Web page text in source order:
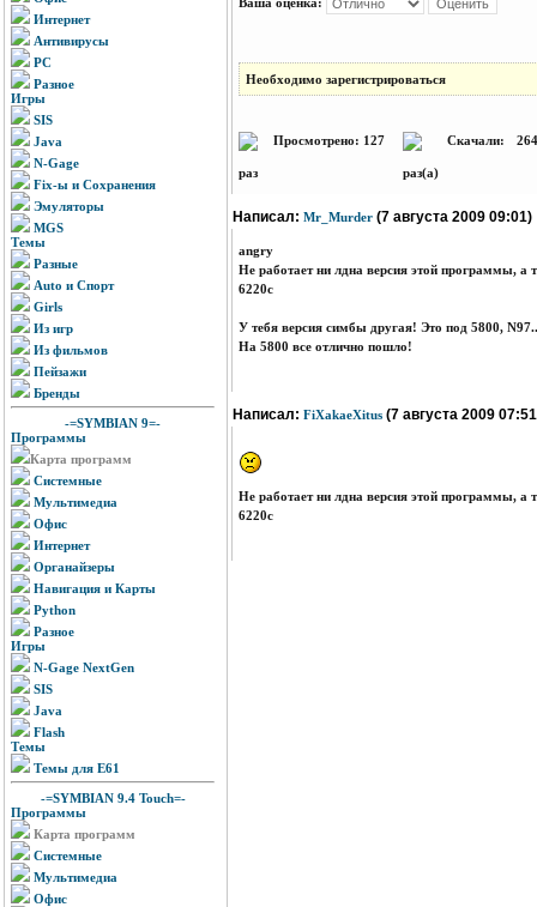
Интернет
Антивирусы
PC
Разное
Игры
SIS
Java
N-Gage
Fix-ы и Сохранения
Эмуляторы
MGS
Темы
Разные
Auto и Спорт
Girls
Из игр
Из фильмов
Пейзажи
Бренды
-=SYMBIAN 9=-
Программы
Карта программ
Системные
Мультимедиа
Офис
Интернет
Органайзеры
Навигация и Карты
Python
Разное
Игры
N-Gage NextGen
SIS
Java
Flash
Темы
Темы для E61
-=SYMBIAN 9.4 Touch=-
Программы
Карта программ
Системные
Мультимедиа
Офис
Необходимо зарегистрироваться
Просмотрено: 127
раз
Скачали: 264
раз(а)
Написал: Mr_Murder (7 августа 2009 09:01)
angry
Не работает ни лдна версия этой программы,
6220с
У тебя версия симбы другая! Это под 5800,
На 5800 все отлично пошло!
Написал: FiXakaeXitus (7 августа 2009
Не работает ни лдна версия этой программы,
6220с